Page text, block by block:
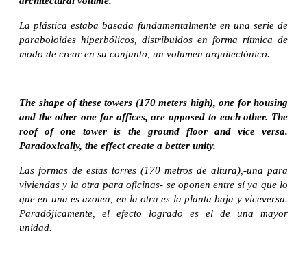
La plástica estaba basada fundamentalmente en una serie de
paraboloides hiperbólicos, distribuidos en forma rítmica de
modo de crear en su conjunto, un volumen arquitectónico.
The shape of these towers (170 meters high), one for housing
and the other one for offices, are opposed to each other. The
roof of one tower is the ground floor and vice versa.
Paradoxically, the effect create a better unity.
Las formas de estas torres (170 metros de altura),-una para
viviendas y la otra para oficinas- se oponen entre sí ya que lo
que en una es azotea, en la otra es la planta baja y viceversa.
Paradójicamente, el efecto logrado es el de una mayor
unidad.